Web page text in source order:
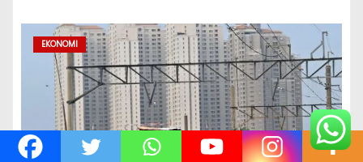
EKONOMI